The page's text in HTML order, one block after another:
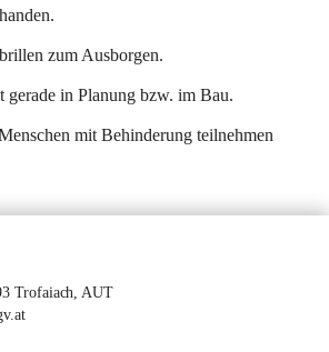
zum Ausborgen.
gerade in Planung bzw. im Bau.
mit Behinderung teilnehmen
Trofaiach, AUT